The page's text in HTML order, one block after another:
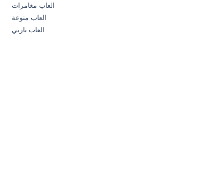
العاب مغامرات
العاب منوعة
العاب باربي